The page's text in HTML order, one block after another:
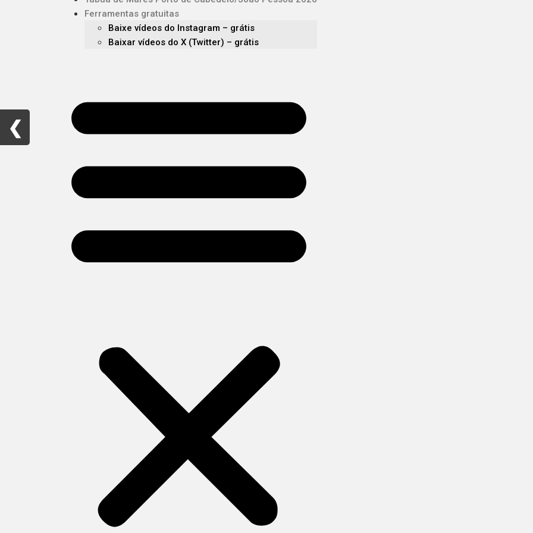
Ferramentas gratuitas
Baixe vídeos do Instagram – grátis
Baixar vídeos do X (Twitter) – grátis
❮
❮